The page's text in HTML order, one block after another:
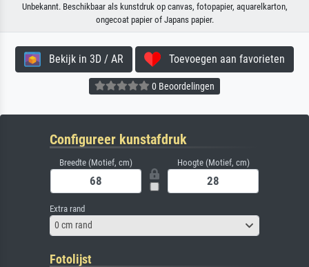
Unbekannt. Beschikbaar als kunstdruk op canvas, fotopapier, aquarelkarton,
ongecoat papier of Japans papier.
Bekijk in 3D / AR Toevoegen aan favorieten
0 Beoordelingen
Configureer kunstafdruk
Breedte (Motief, cm) Hoogte (Motief, cm)
Extra rand
0 cm rand
Fotolijst